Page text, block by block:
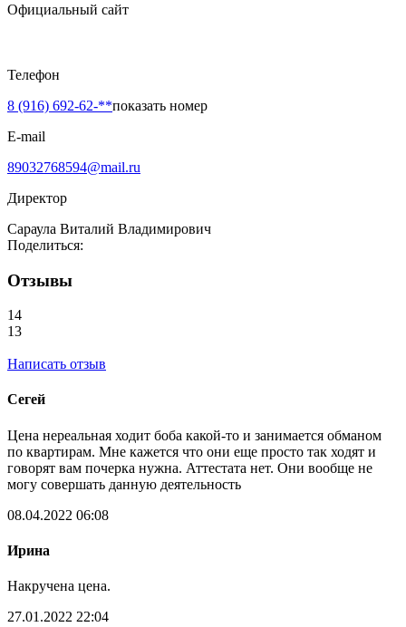
Официальный сайт
Телефон
8 (916) 692-62-**показать номер
E-mail
89032768594@mail.ru
Директор
Сараула Виталий Владимирович
Поделиться:
Отзывы
14
13
Написать отзыв
Сегей
Цена нереальная ходит боба какой-то и занимается обманом
по квартирам. Мне кажется что они еще просто так ходят и
говорят вам почерка нужна. Аттестата нет. Они вообще не
могу совершать данную деятельность
08.04.2022 06:08
Ирина
Накручена цена.
27.01.2022 22:04